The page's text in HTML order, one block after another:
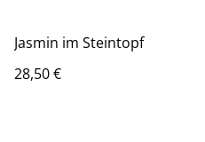
Jasmin im Steintopf
28,50 €